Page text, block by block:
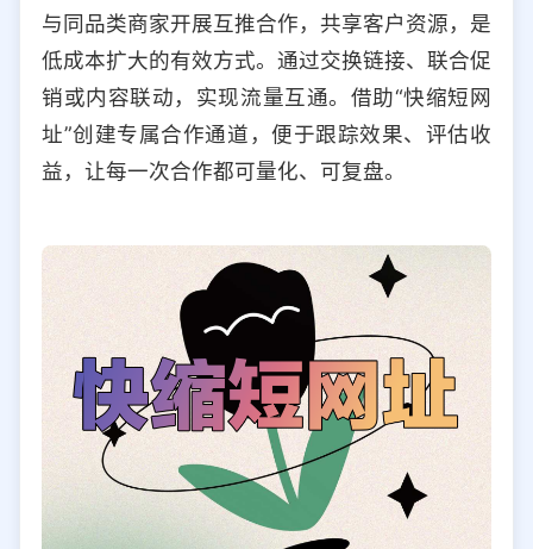
与同品类商家开展互推合作，共享客户资源，是
低成本扩大的有效方式。通过交换链接、联合促
销或内容联动，实现流量互通。借助“快缩短网
址”创建专属合作通道，便于跟踪效果、评估收
益，让每一次合作都可量化、可复盘。